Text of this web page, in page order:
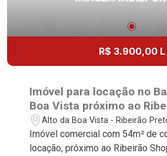
R$ 3.900,00 L
Imóvel para locação no
Boa Vista próximo ao
Shopping - Ribeirão Preto/
Alto da Boa Vista - Ribeirão
Imóvel comercial com 54m² de
locação, próximo ao Ribeirão